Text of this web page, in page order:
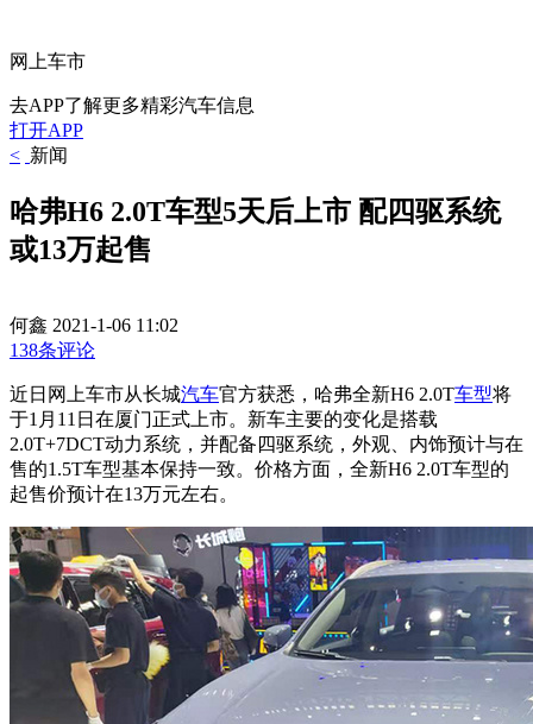
网上车市
去APP了解更多精彩汽车信息
打开APP
< 新闻
哈弗H6 2.0T车型5天后上市 配四驱系统
或13万起售
何鑫 2021-1-06 11:02
138条评论
近日网上车市从长城汽车官方获悉，哈弗全新H6 2.0T车型将
于1月11日在厦门正式上市。新车主要的变化是搭载
2.0T+7DCT动力系统，并配备四驱系统，外观、内饰预计与在
售的1.5T车型基本保持一致。价格方面，全新H6 2.0T车型的
起售价预计在13万元左右。